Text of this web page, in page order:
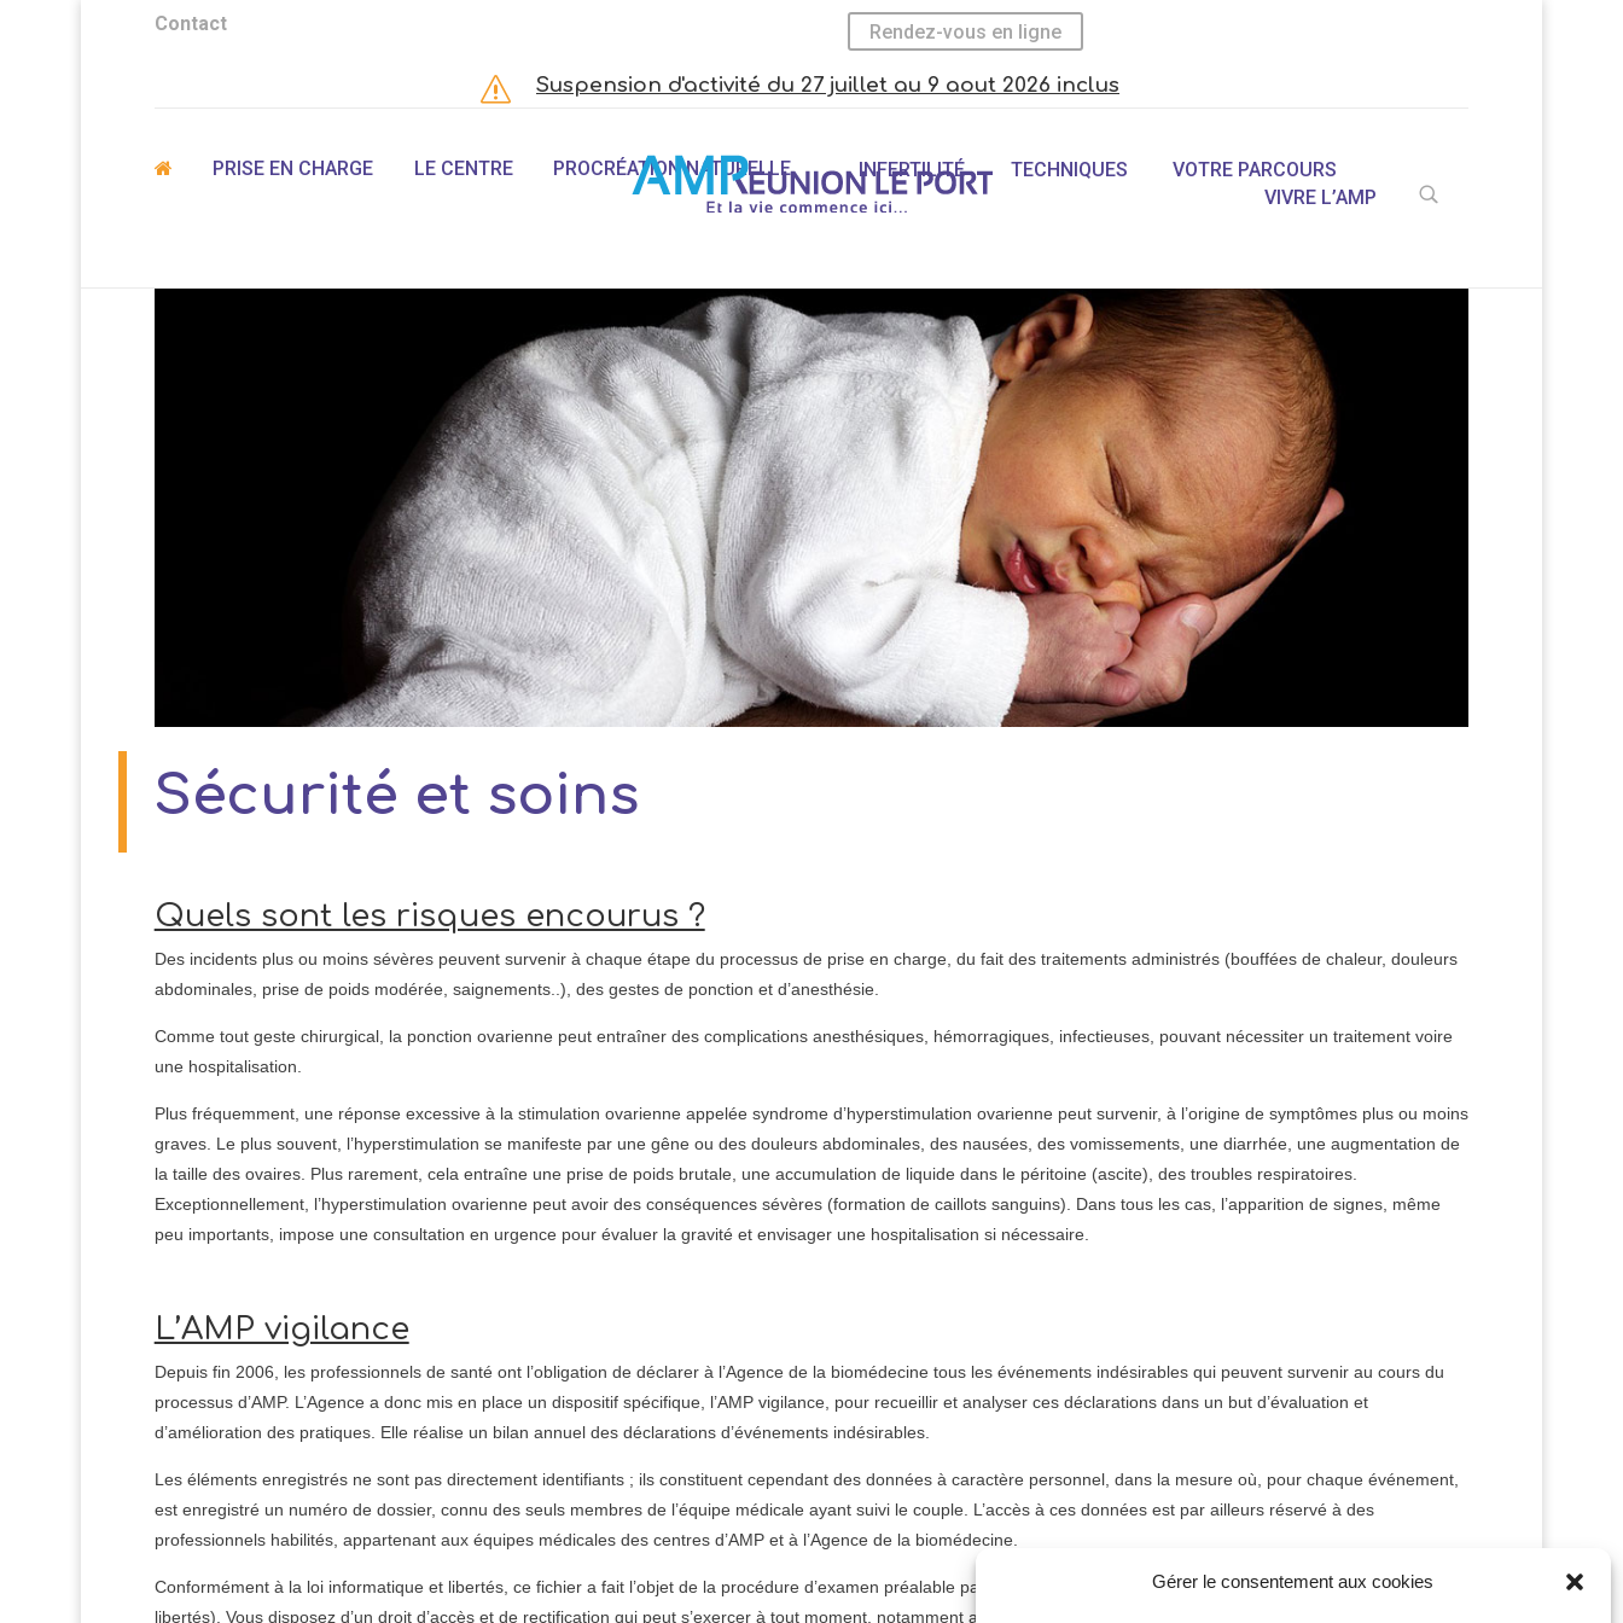
Gérer le consentement aux cookies
Contact Rendez-vous en ligne
s Suspension d'activité du 27 juillet au 9 aout 2026 inclus
U
PRISE EN CHARGE LE CENTRE PROCRÉATION NATURELLE INFERTILITÉ TECHNIQUES
VOTRE PARCOURS
VIVRE L’AMP
Sécurité et soins
Quels sont les risques encourus ?
Des incidents plus ou moins sévères peuvent survenir à chaque étape du processus de prise en charge, du fait des traitements administrés (bouffées de chaleur, douleurs
abdominales, prise de poids modérée, saignements..), des gestes de ponction et d’anesthésie.
Comme tout geste chirurgical, la ponction ovarienne peut entraîner des complications anesthésiques, hémorragiques, infectieuses, pouvant nécessiter un traitement voire
une hospitalisation.
Plus fréquemment, une réponse excessive à la stimulation ovarienne appelée syndrome d’hyperstimulation ovarienne peut survenir, à l’origine de symptômes plus ou moins
graves. Le plus souvent, l’hyperstimulation se manifeste par une gêne ou des douleurs abdominales, des nausées, des vomissements, une diarrhée, une augmentation de
la taille des ovaires. Plus rarement, cela entraîne une prise de poids brutale, une accumulation de liquide dans le péritoine (ascite), des troubles respiratoires.
Exceptionnellement, l’hyperstimulation ovarienne peut avoir des conséquences sévères (formation de caillots sanguins). Dans tous les cas, l’apparition de signes, même
peu importants, impose une consultation en urgence pour évaluer la gravité et envisager une hospitalisation si nécessaire.
L’AMP vigilance
Depuis fin 2006, les professionnels de santé ont l’obligation de déclarer à l’Agence de la biomédecine tous les événements indésirables qui peuvent survenir au cours du
processus d’AMP. L’Agence a donc mis en place un dispositif spécifique, l’AMP vigilance, pour recueillir et analyser ces déclarations dans un but d’évaluation et
d’amélioration des pratiques. Elle réalise un bilan annuel des déclarations d’événements indésirables.
Les éléments enregistrés ne sont pas directement identifiants ; ils constituent cependant des données à caractère personnel, dans la mesure où, pour chaque événement,
est enregistré un numéro de dossier, connu des seuls membres de l’équipe médicale ayant suivi le couple. L’accès à ces données est par ailleurs réservé à des
professionnels habilités, appartenant aux équipes médicales des centres d’AMP et à l’Agence de la biomédecine.
Conformément à la loi informatique et libertés, ce fichier a fait l’objet de la procédure d’examen préalable par la CNIL (commission nationale de l’informatique et des
libertés). Vous disposez d’un droit d’accès et de rectification qui peut s’exercer à tout moment, notamment auprès de l’équipe médicale du centre AMP qui vous a suivi.